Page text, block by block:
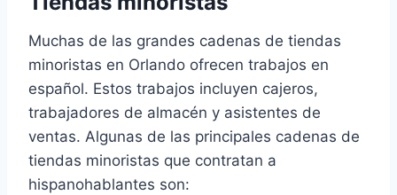
Muchas de las grandes cadenas de tiendas
minoristas en Orlando ofrecen trabajos en
español. Estos trabajos incluyen cajeros,
trabajadores de almacén y asistentes de
ventas. Algunas de las principales cadenas de
tiendas minoristas que contratan a
hispanohablantes son: